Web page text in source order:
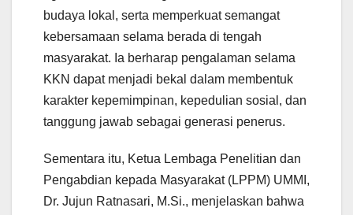
budaya lokal, serta memperkuat semangat
kebersamaan selama berada di tengah
masyarakat. Ia berharap pengalaman selama
KKN dapat menjadi bekal dalam membentuk
karakter kepemimpinan, kepedulian sosial, dan
tanggung jawab sebagai generasi penerus.
Sementara itu, Ketua Lembaga Penelitian dan
Pengabdian kepada Masyarakat (LPPM) UMMI,
Dr. Jujun Ratnasari, M.Si., menjelaskan bahwa